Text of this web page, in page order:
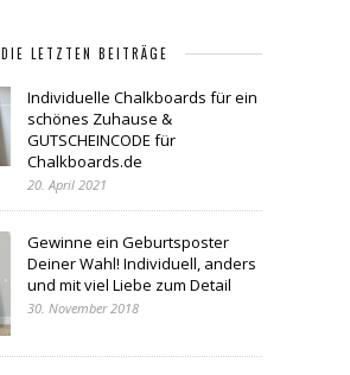
DIE LETZTEN BEITRÄGE
Individuelle Chalkboards für ein
schönes Zuhause &
GUTSCHEINCODE für
Chalkboards.de
20. April 2021
Gewinne ein Geburtsposter
Deiner Wahl! Individuell, anders
und mit viel Liebe zum Detail
30. November 2018